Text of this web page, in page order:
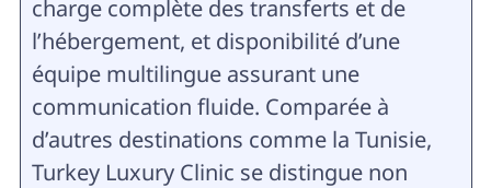
charge complète des transferts et de
l’hébergement, et disponibilité d’une
équipe multilingue assurant une
communication fluide. Comparée à
d’autres destinations comme la Tunisie,
Turkey Luxury Clinic se distingue non